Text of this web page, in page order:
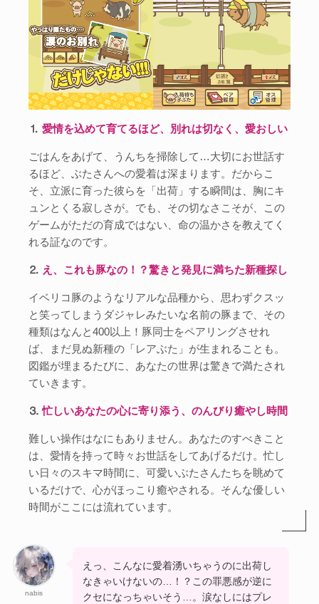
⒈ 愛情を込めて育てるほど、別れは切なく、愛おしい
ごはんをあげて、うんちを掃除して…大切にお世話す
るほど、ぶたさんへの愛着は深まります。だからこ
そ、立派に育った彼らを「出荷」する瞬間は、胸にキ
ュンとくる寂しさが。でも、その切なさこそが、この
ゲームがただの育成ではない、命の温かさを教えてく
れる証なのです。
⒉ え、これも豚なの！？驚きと発見に満ちた新種探し
イベリコ豚のようなリアルな品種から、思わずクスッ
と笑ってしまうダジャレみたいな名前の豚まで、その
種類はなんと400以上！豚同士をペアリングさせれ
ば、まだ見ぬ新種の「レアぶた」が生まれることも。
図鑑が埋まるたびに、あなたの世界は驚きで満たされ
ていきます。
⒊忙しいあなたの心に寄り添う、のんびり癒やし時間
難しい操作はなにもありません。あなたのすべきこと
は、愛情を持って時々お世話をしてあげるだけ。忙し
い日々のスキマ時間に、可愛いぶたさんたちを眺めて
いるだけで、心がほっこり癒やされる。そんな優しい
時間がここには流れています。
nabis
えっ、こんなに愛着湧いちゃうのに出荷し
なきゃいけないの…！？この罪悪感が逆に
クセになっちゃいそう…。涙なしにはプレ